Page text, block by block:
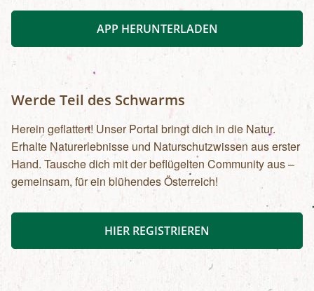
APP HERUNTERLADEN
Werde Teil des Schwarms
Herein geflattert! Unser Portal bringt dich in die Natur.
Erhalte Naturerlebnisse und Naturschutzwissen aus erster
Hand. Tausche dich mit der beflügelten Community aus –
gemeinsam, für ein blühendes Österreich!
HIER REGISTRIEREN